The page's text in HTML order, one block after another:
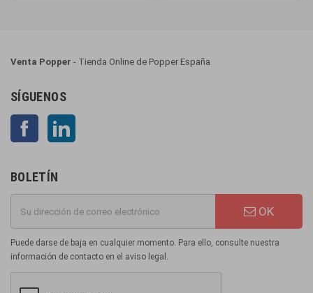
Venta Popper - Tienda Online de Popper España
SÍGUENOS
Facebook
BOLETÍN
OK
Puede darse de baja en cualquier momento. Para ello, consulte nuestra
información de contacto en el aviso legal.